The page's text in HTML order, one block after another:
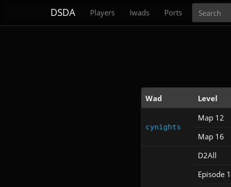
DSDA Players Iwads Ports
Wad Level
cynights
Map 12
Map 16
D2All
Episode 1